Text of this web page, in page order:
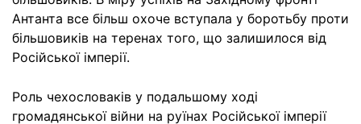
Антанта все більш охоче вступала у боротьбу проти
більшовиків на теренах того, що залишилося від
Російської імперії.
Роль чехословаків у подальшому ході
громадянської війни на руїнах Російської імперії